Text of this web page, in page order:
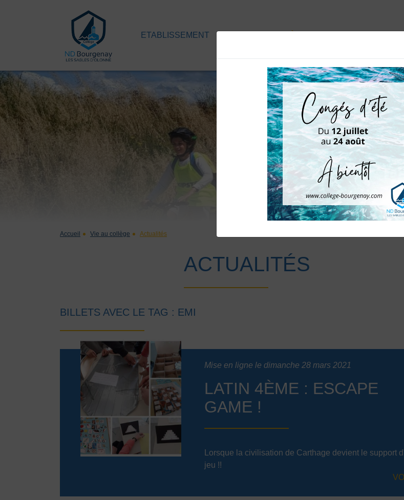
ETABLISSEMENT
Accueil Vie au collège Actualités
ACTUALITÉS
BILLETS AVEC LE TAG : EMI
Mise en ligne le dimanche 28 mars 2021
LATIN 4ÈME : ESCAPE
GAME !
Lorsque la civilisation de Carthage devient le support
jeu !!